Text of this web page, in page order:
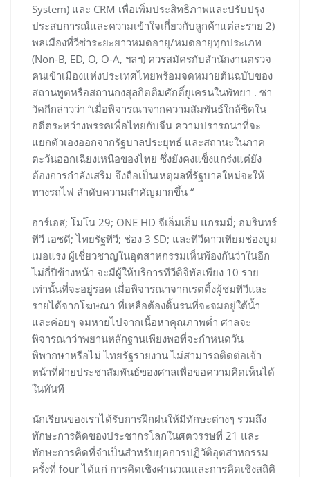
System) และ CRM เพื่อเพิ่มประสิทธิภาพและปรับปรุง
ประสบการณ์และความเข้าใจเกี่ยวกับลูกค้าแต่ละราย 2)
พลเมืองที่วีซ่าระยะยาวหมดอายุ/หมดอายุทุกประเภท
(Non-B, ED, O, O-A, ฯลฯ) ควรสมัครกับสำนักงานตรวจ
คนเข้าเมืองแห่งประเทศไทยพร้อมจดหมายต้นฉบับของ
สถานทูตหรือสถานกงสุลกิตติมศักดิ์ยูเครนในพัทยา . ซา
วัคกีกล่าวว่า “เมื่อพิจารณาจากความสัมพันธ์ใกล้ชิดใน
อดีตระหว่างพรรคเพื่อไทยกับจีน ความปรารถนาที่จะ
แยกตัวเองออกจากรัฐบาลประยุทธ์ และสถานะในภาค
ตะวันออกเฉียงเหนือของไทย ซึ่งยังคงแข็งแกร่งแต่ยัง
ต้องการกำลังเสริม จึงถือเป็นเหตุผลที่รัฐบาลใหม่จะให้
ทางรถไฟ ลำดับความสำคัญมากขึ้น “
อาร์เอส; โมโน 29; ONE HD จีเอ็มเอ็ม แกรมมี่; อมรินทร์
ทีวี เอชดี; ไทยรัฐทีวี; ช่อง 3 SD; และทีวีดาวเทียมช่องบูม
เมอแรง ผู้เชี่ยวชาญในอุตสาหกรรมเห็นพ้องกันว่าในอีก
ไม่กี่ปีข้างหน้า จะมีผู้ให้บริการทีวีดิจิทัลเพียง 10 ราย
เท่านั้นที่จะอยู่รอด เมื่อพิจารณาจากเรตติ้งผู้ชมทีวีและ
รายได้จากโฆษณา ที่เหลือต้องดิ้นรนที่จะจมอยู่ใต้น้ำ
และค่อยๆ จมหายไปจากเนื้อหาคุณภาพต่ำ ศาลจะ
พิจารณาว่าพยานหลักฐานเพียงพอที่จะกำหนดวัน
พิพากษาหรือไม่ ไทยรัฐรายงาน ไม่สามารถติดต่อเจ้า
หน้าที่ฝ่ายประชาสัมพันธ์ของศาลเพื่อขอความคิดเห็นได้
ในทันที
นักเรียนของเราได้รับการฝึกฝนให้มีทักษะต่างๆ รวมถึง
ทักษะการคิดของประชากรโลกในศตวรรษที่ 21 และ
ทักษะการคิดที่จำเป็นสำหรับยุคการปฏิวัติอุตสาหกรรม
ครั้งที่ four ได้แก่ การคิดเชิงคำนวณและการคิดเชิงสถิติ